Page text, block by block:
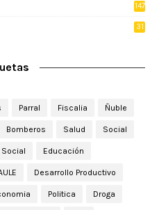
147
31
Parral Fiscalia Ñuble
Bomberos Salud Social
Educación
Desarrollo Productivo
Politica Droga